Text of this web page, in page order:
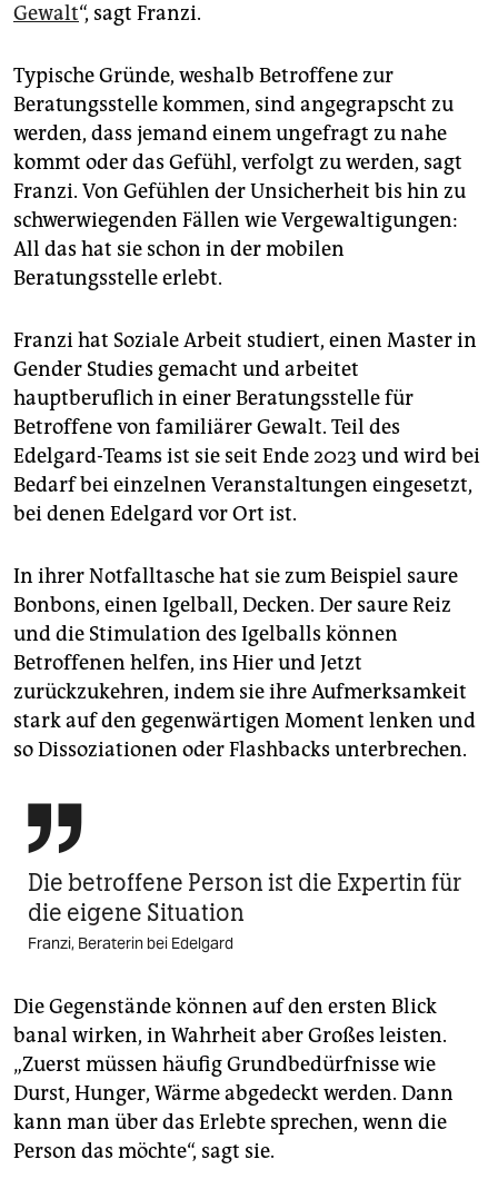
Gewalt“, sagt Franzi.
Typische Gründe, weshalb Betroffene zur
Beratungsstelle kommen, sind angegrapscht zu
werden, dass jemand einem ungefragt zu nahe
kommt oder das Gefühl, verfolgt zu werden, sagt
Franzi. Von Gefühlen der Unsicherheit bis hin zu
schwerwiegenden Fällen wie Vergewaltigungen:
All das hat sie schon in der mobilen
Beratungsstelle erlebt.
Franzi hat Soziale Arbeit studiert, einen Master in
Gender Studies gemacht und arbeitet
hauptberuflich in einer Beratungsstelle für
Betroffene von familiärer Gewalt. Teil des
Edelgard-Teams ist sie seit Ende 2023 und wird bei
Bedarf bei einzelnen Veranstaltungen eingesetzt,
bei denen Edelgard vor Ort ist.
In ihrer Notfalltasche hat sie zum Beispiel saure
Bonbons, einen Igelball, Decken. Der saure Reiz
und die Stimulation des Igelballs ­können
Betroffenen helfen, ins Hier und Jetzt
zurückzukehren, indem sie ihre Aufmerk­samkeit
stark auf den gegenwärtigen Moment lenken und
so ­Dissoziationen oder Flashbacks unterbrechen.

Die betroffene Person ist die Expertin für
die eigene Situation
Franzi, Beraterin bei Edelgard
Die Gegenstände können auf den ersten Blick
banal wirken, in Wahrheit aber Großes leisten.
„Zuerst müssen häufig Grundbedürfnisse wie
Durst, Hunger, Wärme abgedeckt werden. Dann
kann man über das Erlebte sprechen, wenn die
Person das möchte“, sagt sie.